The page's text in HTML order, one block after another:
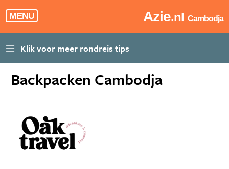
MENU Azie.nl Cambodja
Backpacken Cambodja